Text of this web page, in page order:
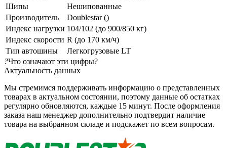
Шипы
Нешипованные
Производитель
Doublestar ()
Индекс нагрузки 104/102 (до 900/850 кг)
Индекс скорости R (до 170 км/ч)
Тип автошины
Легкогрузовые LT
?Что означают эти цифры?
Актуальность данных
Мы стремимся поддерживать информацию о представленных
товарах в актуальном состоянии, поэтому данные об остатках
регулярно обновляются, каждые 15 минут. После оформления
заказа наш менеджер дополнительно подтвердит наличие
товара на выбранном складе и подскажет по всем вопросам.